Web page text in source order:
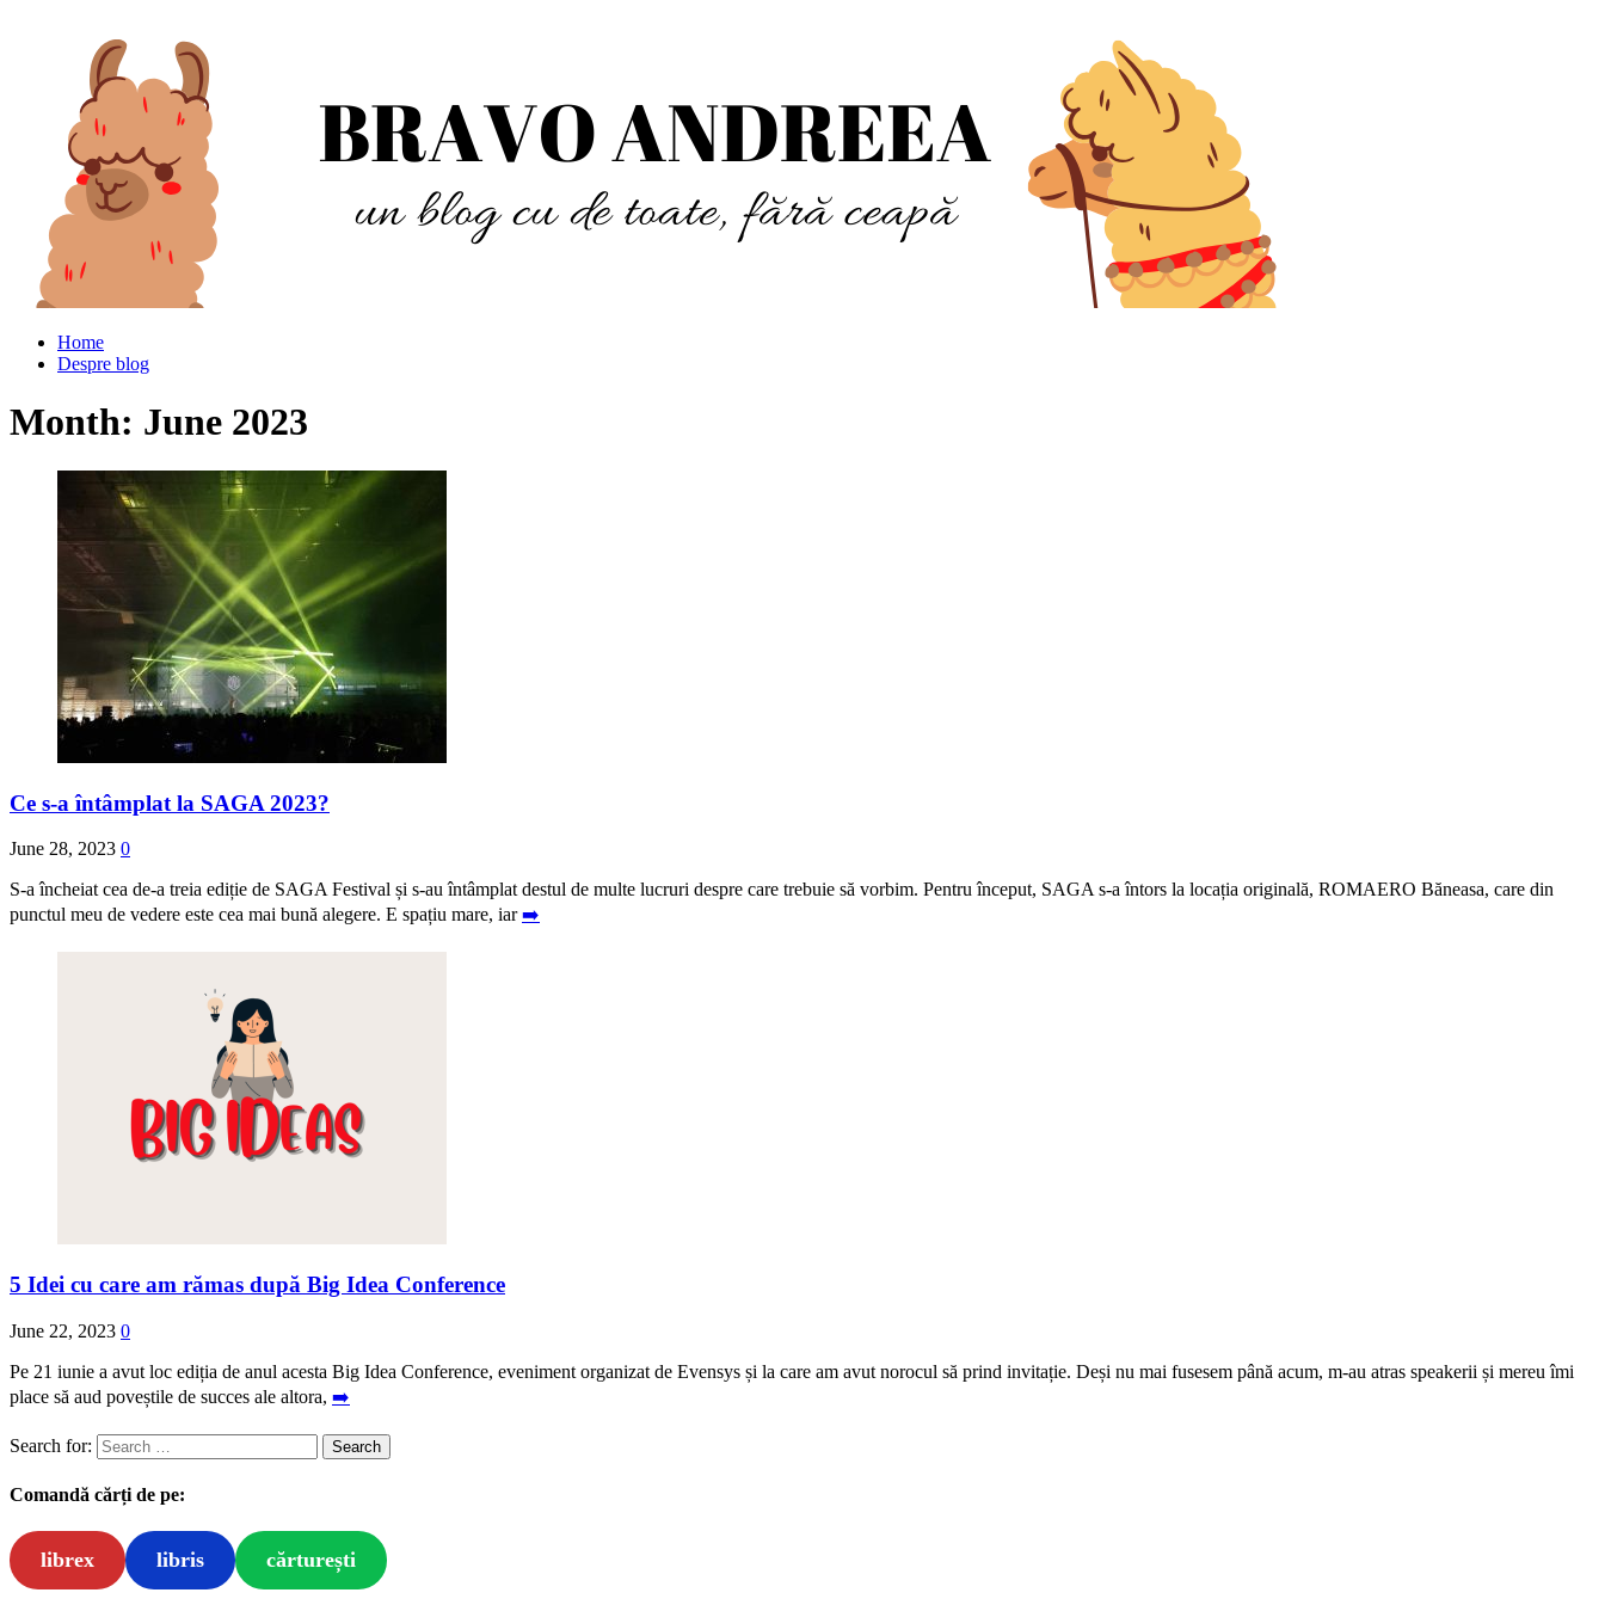
Home
Despre blog
Month: June 2023
Ce s-a întâmplat la SAGA 2023?
June 28, 2023 0
S-a încheiat cea de-a treia ediție de SAGA Festival și s-au întâmplat destul de multe lucruri despre care trebuie să vorbim. Pentru început, SAGA s-a întors la locația originală, ROMAERO Băneasa, care din
punctul meu de vedere este cea mai bună alegere. E spațiu mare, iar➡️
5 Idei cu care am rămas după Big Idea Conference
June 22, 2023 0
Pe 21 iunie a avut loc ediția de anul acesta Big Idea Conference, eveniment organizat de Evensys și la care am avut norocul să prind invitație. Deși nu mai fusesem până acum, m-au atras speakerii și mereu îmi
place să aud poveștile de succes ale altora, ➡️
Search for:
Comandă cărți de pe:
librex libris cărturești